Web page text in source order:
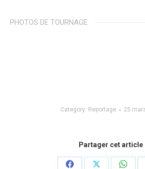
PHOTOS DE TOURNAGE
Category: Reportage 25
Partager cet article